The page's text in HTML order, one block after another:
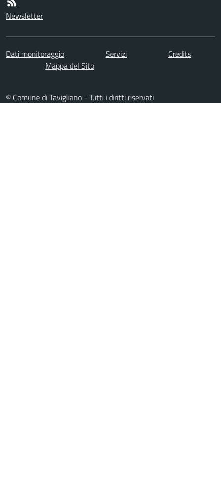
Newsletter
Dati monitoraggio Servizi
Credits
Mappa del Sito
© Comune di Tavigliano - Tutti i diritti riservati